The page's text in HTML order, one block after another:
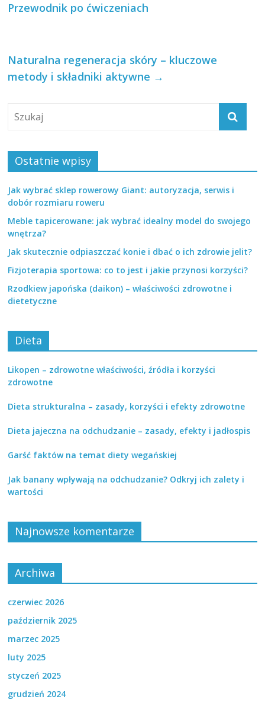
Przewodnik po ćwiczeniach
Naturalna regeneracja skóry – kluczowe
metody i składniki aktywne →
Ostatnie wpisy
Jak wybrać sklep rowerowy Giant: autoryzacja, serwis i
dobór rozmiaru roweru
Meble tapicerowane: jak wybrać idealny model do swojego
wnętrza?
Jak skutecznie odpiaszczać konie i dbać o ich zdrowie jelit?
Fizjoterapia sportowa: co to jest i jakie przynosi korzyści?
Rzodkiew japońska (daikon) – właściwości zdrowotne i
dietetyczne
Dieta
Likopen – zdrowotne właściwości, źródła i korzyści
zdrowotne
Dieta strukturalna – zasady, korzyści i efekty zdrowotne
Dieta jajeczna na odchudzanie – zasady, efekty i jadłospis
Garść faktów na temat diety wegańskiej
Jak banany wpływają na odchudzanie? Odkryj ich zalety i
wartości
Najnowsze komentarze
Archiwa
czerwiec 2026
październik 2025
marzec 2025
luty 2025
styczeń 2025
grudzień 2024